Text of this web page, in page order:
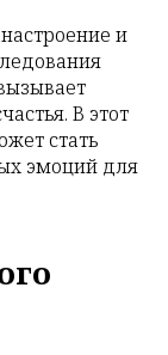
и
В этот
стать
эмоций для